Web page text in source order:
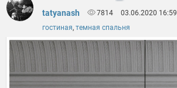
tatyanash 7814
03.06.2020 16:59
гостиная, темная спальня